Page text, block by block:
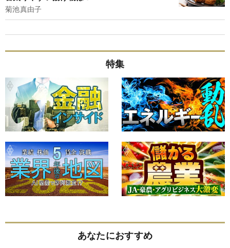
菊池真由子
特集
あなたにおすすめ